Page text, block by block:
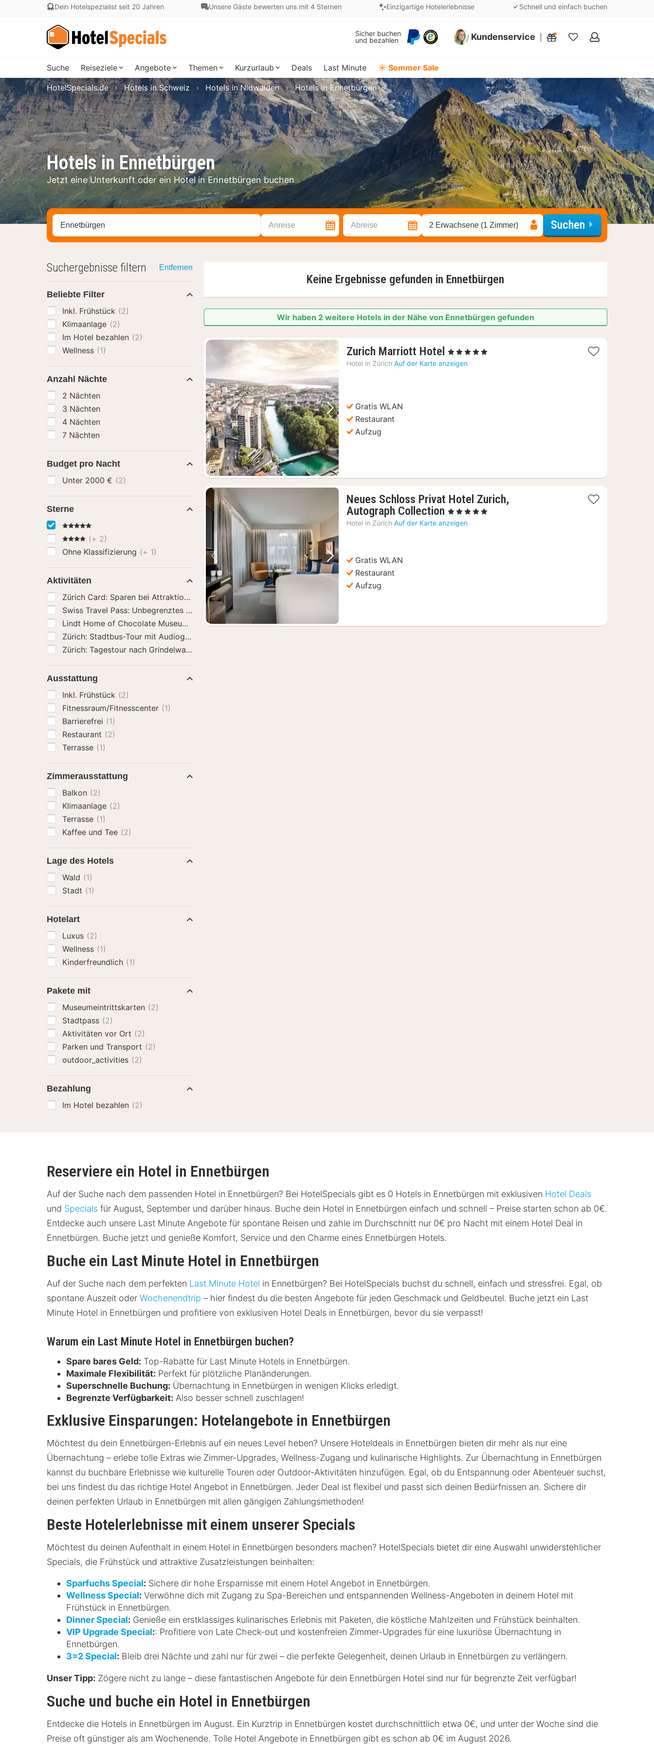
Dein Hotelspezialist seit 20 Jahren Unsere Gäste bewerten uns mit 4 Sternen Einzigartige Hotelerlebnisse Schnell und einfach buchen
Sicher buchen
und bezahlen
Kundenservice
Meine
Suche Reiseziele Angebote Themen Kurzurlaub Deals Last Minute ☀️ Sommer Sale
Hotels in Ennetbürgen
Jetzt eine Unterkunft oder ein Hotel in Ennetbürgen buchen
HotelSpecials.de Hotels in Schweiz Hotels in Nidwalden Hotels in Ennetbürgen
Stadt, Region oder Hotel suchen Anreise Abreise 2 Erwachsene (1 Zimmer) Suchen
Keine Ergebnisse gefunden in Ennetbürgen
Wir haben 2 weitere Hotels in der Nähe von Ennetbürgen gefunden
Vorheriges Bild Nächstes Bild
Zurich Marriott Hotel 1
Nacht
, 5 Sterne
Hotel in Zürich Auf der Karte anzeigen
Gratis WLAN
Restaurant
Aufzug
Vorheriges Bild Nächstes Bild
Neues Schloss Privat Hotel Zurich,
Autograph Collection 1
Nacht
, 5 Sterne
Hotel in Zürich Auf der Karte anzeigen
Gratis WLAN
Restaurant
Aufzug
Suchergebnisse filtern Entfernen
Beliebte Filter
Inkl. Frühstück (2)
Klimaanlage (2)
Im Hotel bezahlen (2)
Wellness (1)
Anzahl Nächte
2 Nächten
3 Nächten
4 Nächten
7 Nächten
Budget pro Nacht
Unter 2000 € (2)
Sterne
5 Sterne
4 Sterne(+ 2)
Ohne Klassifizierung (+ 1)
Aktivitäten
Zürich Card: Sparen bei Attraktionen, Transport und Essen gehen
Swiss Travel Pass: Unbegrenztes Reisen mit Zug, Bus und Schiff
Lindt Home of Chocolate Museum Entry Ticket(2)
Zürich: Stadtbus-Tour mit Audioguide und Seerundfahrt
Zürich: Tagestour nach Grindelwald, Interlaken & Lauterbrunnen
Ausstattung
Inkl. Frühstück (2)
Fitnessraum/Fitnesscenter (1)
Barrierefrei (1)
Restaurant (2)
Terrasse (1)
Zimmerausstattung
Balkon (2)
Klimaanlage (2)
Terrasse (1)
Kaffee und Tee (2)
Lage des Hotels
Wald (1)
Stadt (1)
Hotelart
Luxus (2)
Wellness (1)
Kinderfreundlich (1)
Pakete mit
Museumeintrittskarten (2)
Stadtpass (2)
Aktivitäten vor Ort (2)
Parken und Transport (2)
outdoor_activities (2)
Bezahlung
Im Hotel bezahlen (2)
Reserviere ein Hotel in Ennetbürgen
Auf der Suche nach dem passenden Hotel in Ennetbürgen? Bei HotelSpecials gibt es 0 Hotels in Ennetbürgen mit exklusiven Hotel Deals
und Specials für August, September und darüber hinaus. Buche dein Hotel in Ennetbürgen einfach und schnell – Preise starten schon ab 0€.
Entdecke auch unsere Last Minute Angebote für spontane Reisen und zahle im Durchschnitt nur 0€ pro Nacht mit einem Hotel Deal in
Ennetbürgen. Buche jetzt und genieße Komfort, Service und den Charme eines Ennetbürgen Hotels.
Buche ein Last Minute Hotel in Ennetbürgen
Auf der Suche nach dem perfekten Last Minute Hotel in Ennetbürgen? Bei HotelSpecials buchst du schnell, einfach und stressfrei. Egal, ob
spontane Auszeit oder Wochenendtrip – hier findest du die besten Angebote für jeden Geschmack und Geldbeutel. Buche jetzt ein Last
Minute Hotel in Ennetbürgen und profitiere von exklusiven Hotel Deals in Ennetbürgen, bevor du sie verpasst!
Warum ein Last Minute Hotel in Ennetbürgen buchen?
Spare bares Geld: Top-Rabatte für Last Minute Hotels in Ennetbürgen.
Maximale Flexibilität: Perfekt für plötzliche Planänderungen.
Superschnelle Buchung: Übernachtung in Ennetbürgen in wenigen Klicks erledigt.
Begrenzte Verfügbarkeit: Also besser schnell zuschlagen!
Exklusive Einsparungen: Hotelangebote in Ennetbürgen
Möchtest du dein Ennetbürgen-Erlebnis auf ein neues Level heben? Unsere Hoteldeals in Ennetbürgen bieten dir mehr als nur eine
Übernachtung – erlebe tolle Extras wie Zimmer-Upgrades, Wellness-Zugang und kulinarische Highlights. Zur Übernachtung in Ennetbürgen
kannst du buchbare Erlebnisse wie kulturelle Touren oder Outdoor-Aktivitäten hinzufügen. Egal, ob du Entspannung oder Abenteuer suchst,
bei uns findest du das richtige Hotel Angebot in Ennetbürgen. Jeder Deal ist flexibel und passt sich deinen Bedürfnissen an. Sichere dir
deinen perfekten Urlaub in Ennetbürgen mit allen gängigen Zahlungsmethoden!
Beste Hotelerlebnisse mit einem unserer Specials
Möchtest du deinen Aufenthalt in einem Hotel in Ennetbürgen besonders machen? HotelSpecials bietet dir eine Auswahl unwiderstehlicher
Specials, die Frühstück und attraktive Zusatzleistungen beinhalten:
Sparfuchs Special: Sichere dir hohe Ersparnisse mit einem Hotel Angebot in Ennetbürgen.
Wellness Special: Verwöhne dich mit Zugang zu Spa-Bereichen und entspannenden Wellness-Angeboten in deinem Hotel mit
Frühstück in Ennetbürgen.
Dinner Special: Genieße ein erstklassiges kulinarisches Erlebnis mit Paketen, die köstliche Mahlzeiten und Frühstück beinhalten.
VIP Upgrade Special:: Profitiere von Late Check-out und kostenfreien Zimmer-Upgrades für eine luxuriöse Übernachtung in
Ennetbürgen.
3=2 Special: Bleib drei Nächte und zahl nur für zwei – die perfekte Gelegenheit, deinen Urlaub in Ennetbürgen zu verlängern.
Unser Tipp: Zögere nicht zu lange – diese fantastischen Angebote für dein Ennetbürgen Hotel sind nur für begrenzte Zeit verfügbar!
Suche und buche ein Hotel in Ennetbürgen
Entdecke die Hotels in Ennetbürgen im August. Ein Kurztrip in Ennetbürgen kostet durchschnittlich etwa 0€, und unter der Woche sind die
Preise oft günstiger als am Wochenende. Tolle Hotel Angebote in Ennetbürgen gibt es schon ab 0€ im August 2026.